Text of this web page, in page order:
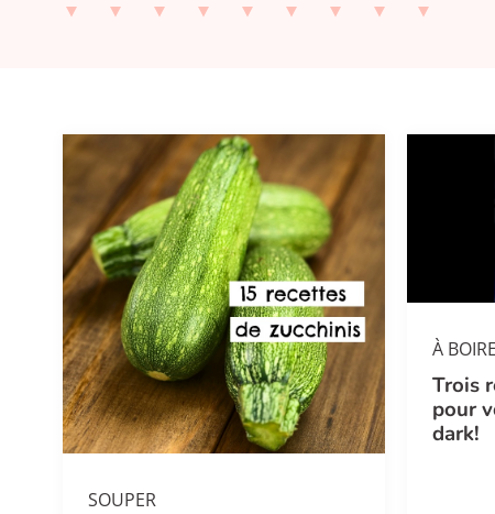
SOUPER
À BOIRE
Trois
pour
dark!